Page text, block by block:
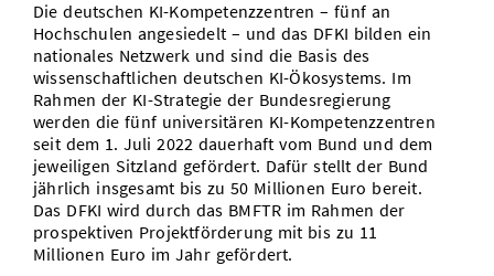
Die deutschen KI-Kompetenzzentren – fünf an
Hochschulen angesiedelt – und das DFKI bilden ein
nationales Netzwerk und sind die Basis des
wissenschaftlichen deutschen KI-Ökosystems. Im
Rahmen der KI-Strategie der Bundesregierung
werden die fünf universitären KI-Kompetenzzentren
seit dem 1. Juli 2022 dauerhaft vom Bund und dem
jeweiligen Sitzland gefördert. Dafür stellt der Bund
jährlich insgesamt bis zu 50 Millionen Euro bereit.
Das DFKI wird durch das BMFTR im Rahmen der
prospektiven Projektförderung mit bis zu 11
Millionen Euro im Jahr gefördert.